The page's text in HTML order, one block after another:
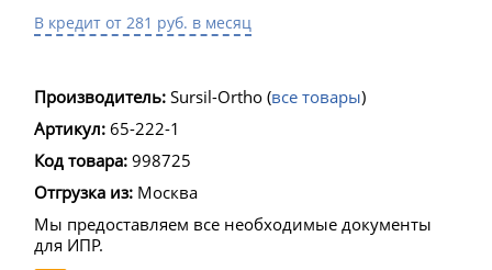
В кредит от 281 руб. в месяц
Производитель: Sursil-Ortho (все товары)
Артикул: 65-222-1
Код товара: 998725
Отгрузка из: Москва
Мы предоставляем все необходимые документы
для ИПР.